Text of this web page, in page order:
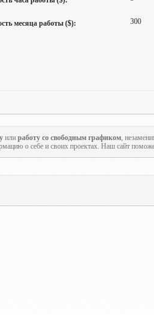
месяца работы ($): 300
или работу со свободным графиком,
о себе и своих проектах. Наш сайт